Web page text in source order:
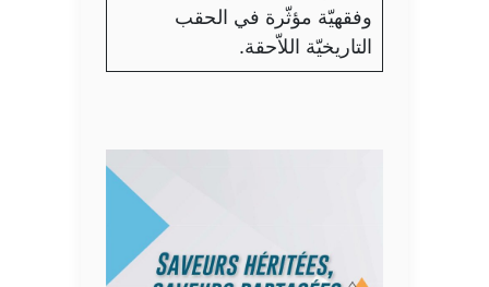
وفقهيّة مؤثّرة في الحقب
التاريخيّة اللاّحقة.